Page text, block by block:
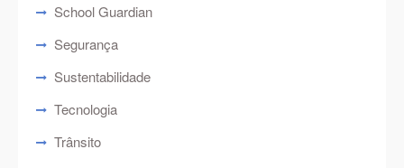
School Guardian
Segurança
Sustentabilidade
Tecnologia
Trânsito